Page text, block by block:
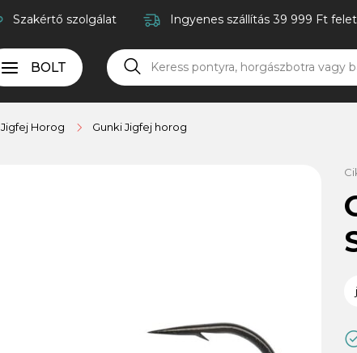
Szakértő szolgálat Ingyenes szállítás 39 999 Ft
BOLT
Jigfej Horog Gunki Jigfej horog